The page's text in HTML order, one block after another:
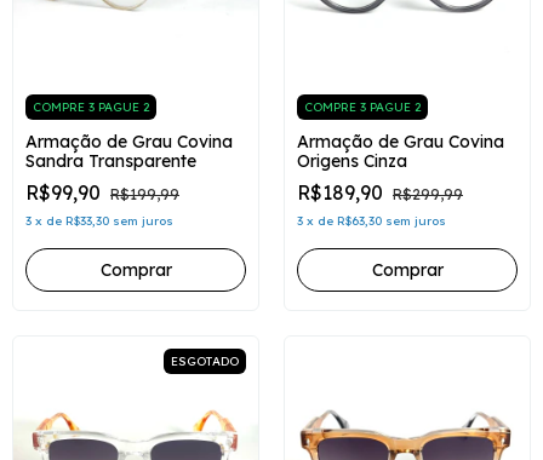
COMPRE 3 PAGUE 2
Armação de Grau Covina
Sandra Transparente
R$99,90 R$199,99
3 x de R$33,30 sem juros
COMPRE 3 PAGUE 2
Armação de Grau Covina
Origens Cinza
R$189,90 R$299,99
3 x de R$63,30 sem juros
ESGOTADO